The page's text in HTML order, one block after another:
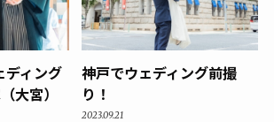
ディング
大宮）
神戸でウェディング前撮
り！
2023.09.21